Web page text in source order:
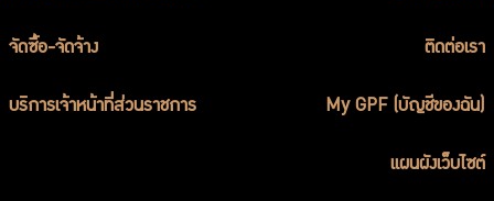
จัดซื้อ-จัดจ้าง ติดต่อเรา
บริการเจ้าหน้าที่ส่วนราชการ My GPF (บัญชีของฉัน)
แผนผังเว็บไซต์